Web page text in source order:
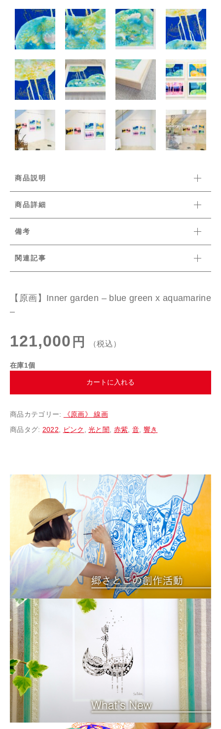
商品説明
商品詳細
備考
関連記事
【原画】Inner garden – blue green x aquamarine
–
121,000 円 （税込）
在庫1個
カートに入れる
商品カテゴリー:
《原画》 線画
商品タグ: 2022 ピンク ,光と闇 赤紫 音 響き